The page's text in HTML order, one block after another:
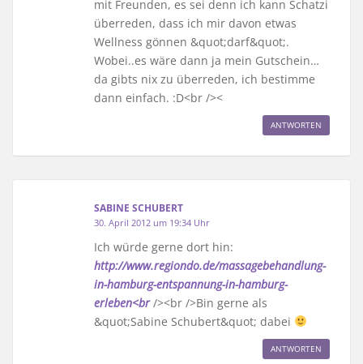
mit Freunden, es sei denn ich kann Schatzi
überreden, dass ich mir davon etwas
Wellness gönnen &quot;darf&quot;.
Wobei..es wäre dann ja mein Gutschein…
da gibts nix zu überreden, ich bestimme
dann einfach. :D<br /><
ANTWORTEN
SABINE SCHUBERT
30. April 2012 um 19:34 Uhr
Ich würde gerne dort hin:
http://www.regiondo.de/massagebehandlung-
in-hamburg-entspannung-in-hamburg-
erleben<br/><br />Bin gerne als
&quot;Sabine Schubert&quot; dabei
ANTWORTEN